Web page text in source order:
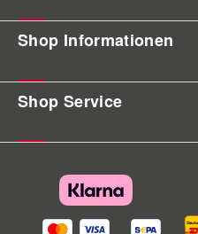
Shop Informationen
Shop Service